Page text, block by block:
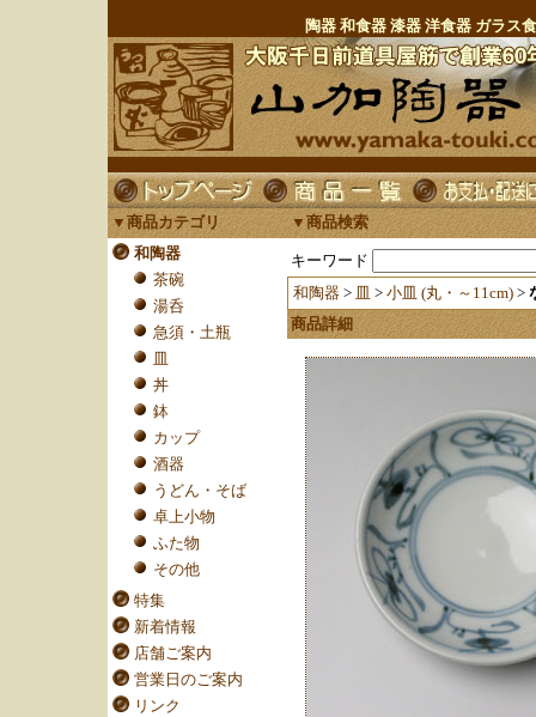
陶器 和食器 漆器 洋食器 ガラス
▼商品カテゴリ
和陶器
茶碗
湯呑
急須・土瓶
皿
丼
鉢
カップ
酒器
うどん・そば
卓上小物
ふた物
その他
特集
新着情報
店舗ご案内
営業日のご案内
リンク
▼商品検索
キーワード
和陶器 > 皿 > 小皿 (丸・～11cm) >
商品詳細